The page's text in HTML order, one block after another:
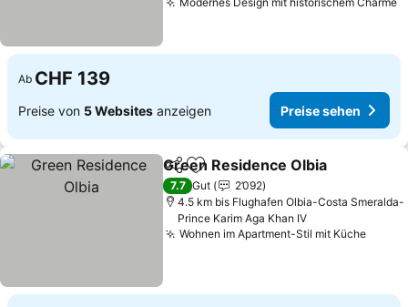
Ab CHF 139
Preise von 5 Websites anzeigen Preise sehen
TeilenZu Favoriten hinzufügen
Green Residence Olbia
7.7 Gut
2’092
4.5 km bis Flughafen Olbia-Costa Smeralda-
Prince Karim Aga Khan IV
Wohnen im Apartment-Stil mit Küche